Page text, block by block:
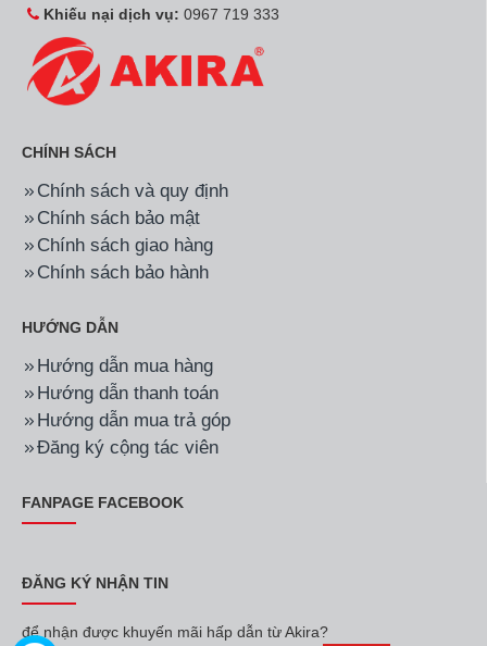
Khiếu nại dịch vụ: 0967 719 333
CHÍNH SÁCH
Chính sách và quy định
Chính sách bảo mật
Chính sách giao hàng
Chính sách bảo hành
HƯỚNG DẪN
Hướng dẫn mua hàng
Hướng dẫn thanh toán
Hướng dẫn mua trả góp
Đăng ký cộng tác viên
FANPAGE FACEBOOK
ĐĂNG KÝ NHẬN TIN
để nhận được khuyến mãi hấp dẫn từ Akira?